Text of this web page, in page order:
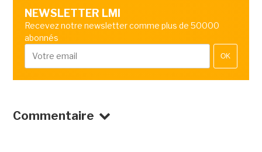
NEWSLETTER LMI
Recevez notre newsletter comme plus de 50000
abonnés
OK
Commentaire